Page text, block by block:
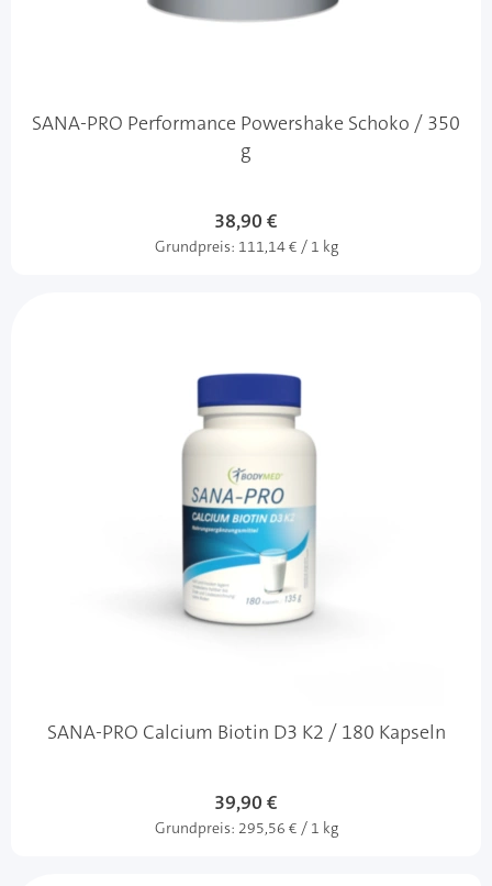
SANA-PRO Performance Powershake Schoko / 350
g
38,90 €
Grundpreis: 111,14 € / 1 kg
SANA-PRO Calcium Biotin D3 K2 / 180 Kapseln
39,90 €
Grundpreis: 295,56 € / 1 kg